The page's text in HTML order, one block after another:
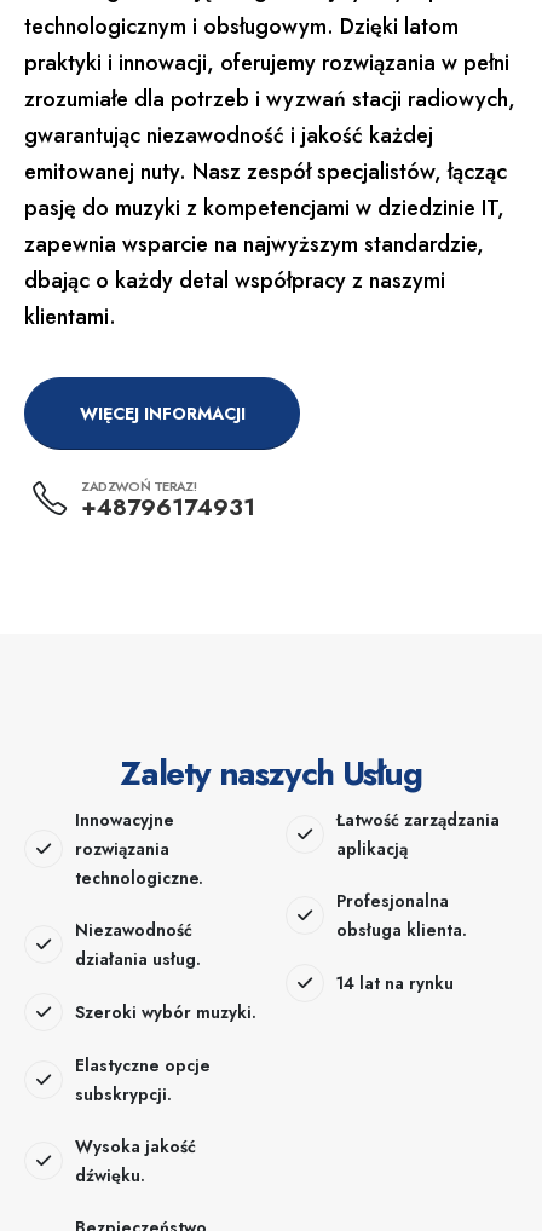
technologicznym i obsługowym. Dzięki latom
praktyki i innowacji, oferujemy rozwiązania w pełni
zrozumiałe dla potrzeb i wyzwań stacji radiowych,
gwarantując niezawodność i jakość każdej
emitowanej nuty. Nasz zespół specjalistów, łącząc
pasję do muzyki z kompetencjami w dziedzinie IT,
zapewnia wsparcie na najwyższym standardzie,
dbając o każdy detal współpracy z naszymi
klientami.
WIĘCEJ INFORMACJI
ZADZWOŃ TERAZ!
+48796174931
Zalety naszych Usług
Innowacyjne
rozwiązania
technologiczne.
Niezawodność
działania usług.
Szeroki wybór muzyki.
Łatwość zarządzania
aplikacją
Profesjonalna
obsługa klienta.
14 lat na rynku
Elastyczne opcje
subskrypcji.
Wysoka jakość
dźwięku.